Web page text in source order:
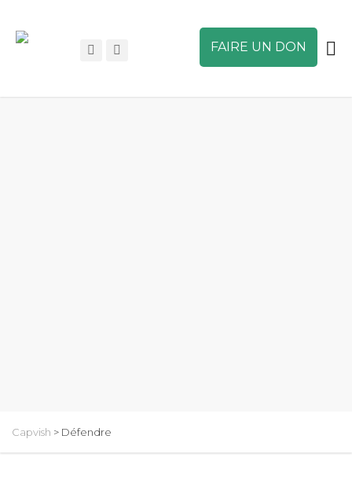
FAIRE UN DON
Capvish > Défendre